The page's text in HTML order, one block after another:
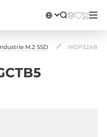
M.2 SSD IM2P32A8-